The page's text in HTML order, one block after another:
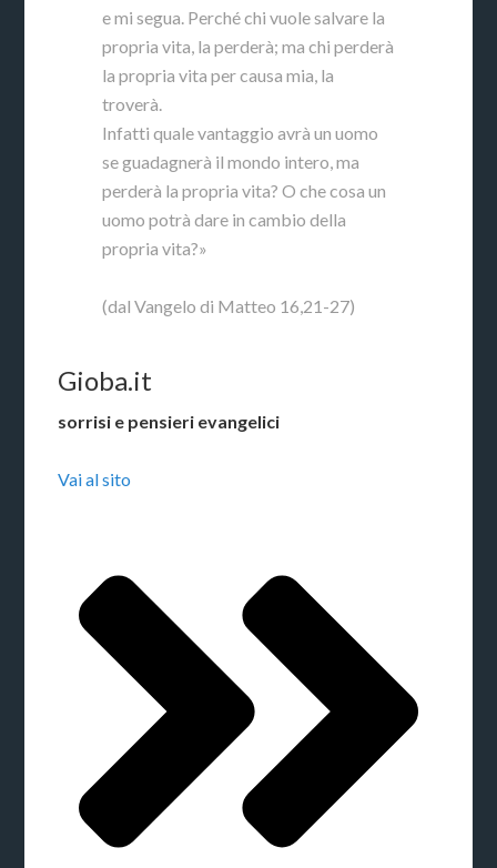
e mi segua. Perché chi vuole salvare la
propria vita, la perderà; ma chi perderà
la propria vita per causa mia, la
troverà.
Infatti quale vantaggio avrà un uomo
se guadagnerà il mondo intero, ma
perderà la propria vita? O che cosa un
uomo potrà dare in cambio della
propria vita?»
(dal Vangelo di Matteo 16,21-27)
Gioba.it
sorrisi e pensieri evangelici
Vai al sito